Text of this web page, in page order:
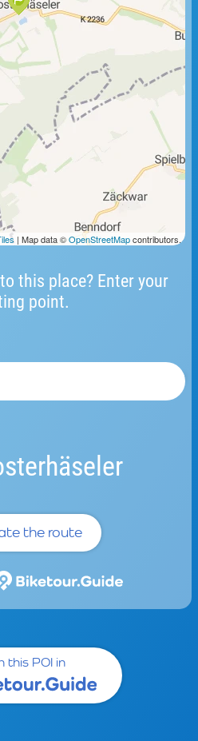
this place? Enter your
point.
the route
| Map data ©OpenStreetMapcontributors.
this POI in